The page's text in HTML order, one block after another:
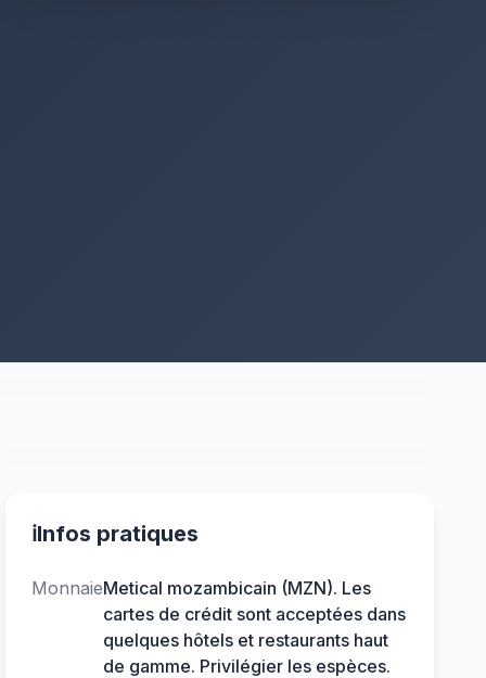
ℹ️Infos pratiques
MonnaieMetical mozambicain (MZN). Les
cartes de crédit sont acceptées dans
quelques hôtels et restaurants haut
de gamme. Privilégier les espèces.